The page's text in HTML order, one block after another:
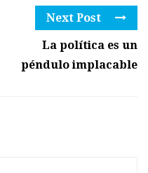
Next Post
La política es un
péndulo implacable